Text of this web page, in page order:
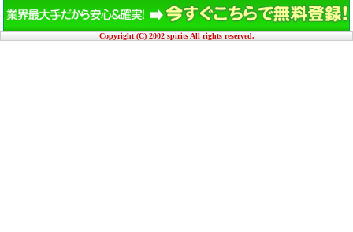
Copyright (C) 2002 spirits All rights reserved.